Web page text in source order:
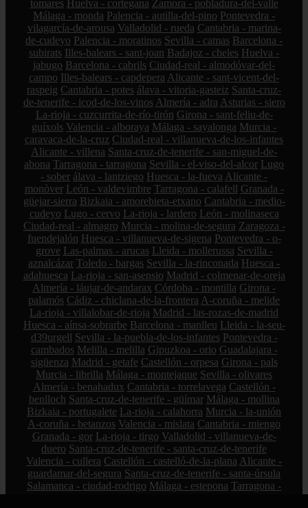
tomares Huelva - cortegana Zamora - pobladura-del-valle
Málaga - monda Palencia - autilla-del-pino Pontevedra -
vilagarcía-de-arousa Valladolid - rueda Cantabria - marina-
de-cudeyo Palencia - moratinos Sevilla - camas Barcelona -
subirats Illes-balears - sant-joan Badajoz - cheles Huelva -
jabugo Barcelona - cabrils Ciudad-real - almodóvar-del-
campo Illes-balears - capdepera Alicante - sant-vicent-del-
raspeig Cantabria - potes álava - vitoria-gasteiz Santa-cruz-
de-tenerife - icod-de-los-vinos Almería - adra Asturias - siero
La-rioja - cuzcurrita-de-río-tirón Girona - sant-feliu-de-
guíxols Valencia - alboraya Málaga - sayalonga Murcia -
caravaca-de-la-cruz Ciudad-real - villanueva-de-los-infantes
Alicante - villena Santa-cruz-de-tenerife - san-miguel-de-
abona Tarragona - tarragona Sevilla - el-viso-del-alcor Lugo
- sober álava - lantziego Huesca - la-fueva Alicante -
monòver León - valdevimbre Tarragona - calafell Granada -
güejar-sierra Bizkaia - amorebieta-etxano Cantabria - medio-
cudeyo Lugo - cervo La-rioja - lardero León - molinaseca
Ciudad-real - almagro Murcia - molina-de-segura Zaragoza -
fuendejalón Huesca - villanueva-de-sigena Pontevedra - o-
grove Las-palmas - arucas Lleida - mollerussa Sevilla -
aznalcázar Toledo - bargas Sevilla - la-rinconada Huesca -
adahuesca La-rioja - san-asensio Madrid - colmenar-de-oreja
Almería - láujar-de-andarax Córdoba - montilla Girona -
palamós Cádiz - chiclana-de-la-frontera A-coruña - melide
La-rioja - villalobar-de-rioja Madrid - las-rozas-de-madrid
Huesca - aínsa-sobrarbe Barcelona - manlleu Lleida - la-seu-
d39urgell Sevilla - la-puebla-de-los-infantes Pontevedra -
cambados Melilla - melilla Gipuzkoa - orio Guadalajara -
sigüenza Madrid - getafe Castellón - orpesa Girona - pals
Murcia - librilla Málaga - montejaque Sevilla - olivares
Almería - benahadux Cantabria - torrelavega Castellón -
benlloch Santa-cruz-de-tenerife - güímar Málaga - mollina
Bizkaia - portugalete La-rioja - calahorra Murcia - la-unión
A-coruña - betanzos Valencia - mislata Cantabria - miengo
Granada - gor La-rioja - tirgo Valladolid - villanueva-de-
duero Santa-cruz-de-tenerife - santa-cruz-de-tenerife
Valencia - cullera Castellón - castelló-de-la-plana Alicante -
guardamar-del-segura Santa-cruz-de-tenerife - santa-úrsula
Salamanca - ciudad-rodrigo Málaga - estepona Tarragona -